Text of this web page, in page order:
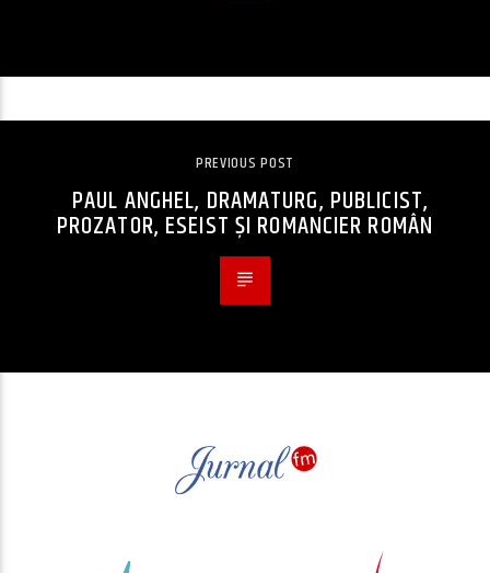
PREVIOUS POST
PAUL ANGHEL, DRAMATURG, PUBLICIST,
PROZATOR, ESEIST ȘI ROMANCIER ROMÂN